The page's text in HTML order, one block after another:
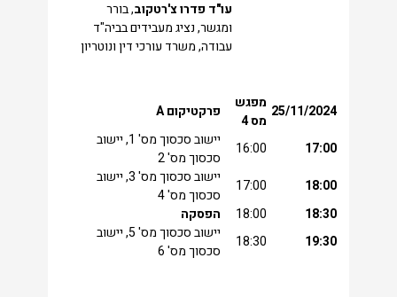
עו"ד פדרו צ'רטקוב, בורר
ומגשר, נציג מעבידים בביה"ד
עבודה, משרד עורכי דין ונוטריון
25/11/2024 מפגש
מס 4
פרקטיקוםA
17:00
16:00
יישוב סכסוך מס' 1, יישוב
סכסוך מס' 2
18:00
17:00
יישוב סכסוך מס' 3, יישוב
סכסוך מס' 4
18:30
18:00
הפסקה
19:30
18:30
יישוב סכסוך מס' 5, יישוב
סכסוך מס' 6